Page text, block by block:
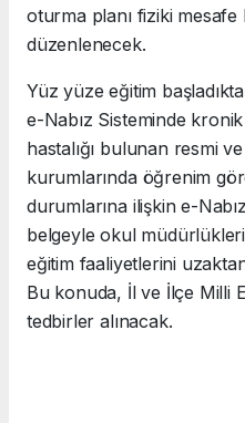
oturma planı fiziki
düzenlenecek.
Yüz yüze eğitim
e-Nabız Sisteminde
hastalığı bulunan resmi
kurumlarında öğrenim
durumlarına ilişkin e-
belgeyle okul
eğitim faaliyetlerini
Bu konuda, İl ve İlçe Milli
tedbirler alınacak.